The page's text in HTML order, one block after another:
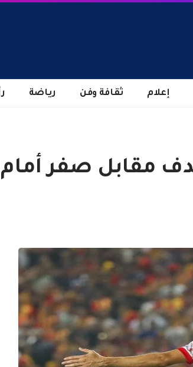
إعلام ثقافة وفن رياضة
مقابل صفر